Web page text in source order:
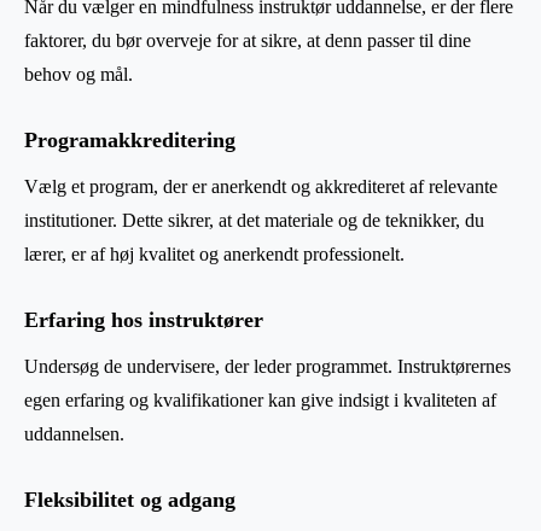
Når du vælger en mindfulness instruktør uddannelse, er der flere
faktorer, du bør overveje for at sikre, at denn passer til dine
behov og mål.
Programakkreditering
Vælg et program, der er anerkendt og akkrediteret af relevante
institutioner. Dette sikrer, at det materiale og de teknikker, du
lærer, er af høj kvalitet og anerkendt professionelt.
Erfaring hos instruktører
Undersøg de undervisere, der leder programmet. Instruktørernes
egen erfaring og kvalifikationer kan give indsigt i kvaliteten af
uddannelsen.
Fleksibilitet og adgang